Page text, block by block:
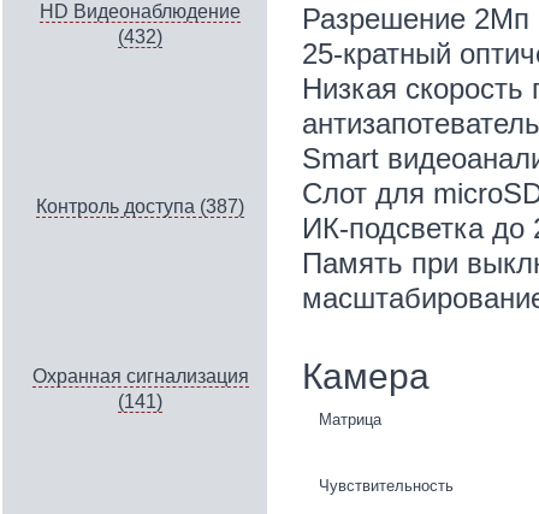
HD Видеонаблюдение
(432)
Контроль доступа (387)
Охранная сигнализация
(141)
Разрешение 2Мп
25-кратный
Низкая
Smart
Слот для
ИК-подсветка до
Память при
Камера
Матрица
Чувствительность